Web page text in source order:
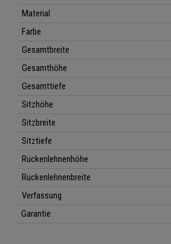
Material
Farbe
Gesamtbreite
Gesamthöhe
Gesamttiefe
Sitzhöhe
Sitzbreite
Sitztiefe
Rückenlehnenhöhe
Rückenlehnenbreite
Verfassung
Garantie